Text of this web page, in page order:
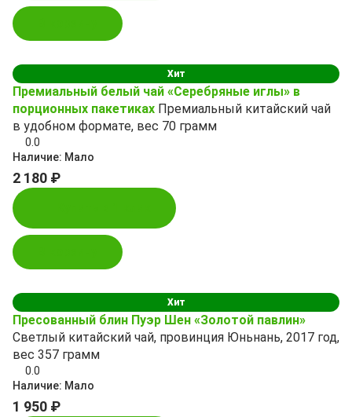
Хит
Премиальный белый чай «Серебряные иглы» в
порционных пакетиках Премиальный китайский чай
в удобном формате, вес 70 грамм
0.0
Наличие: Мало
2 180 ₽
Хит
Пресованный блин Пуэр Шен «Золотой павлин»
Светлый китайский чай, провинция Юньнань, 2017 год,
вес 357 грамм
0.0
Наличие: Мало
1 950 ₽